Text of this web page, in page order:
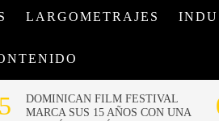
LARGOMETRAJES